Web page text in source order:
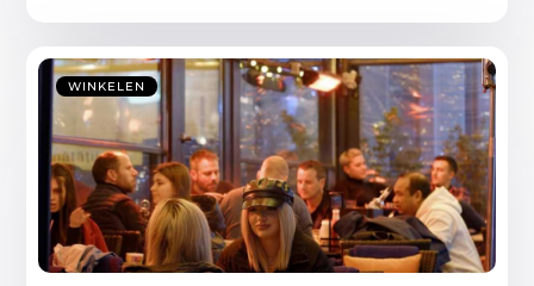
WINKELEN